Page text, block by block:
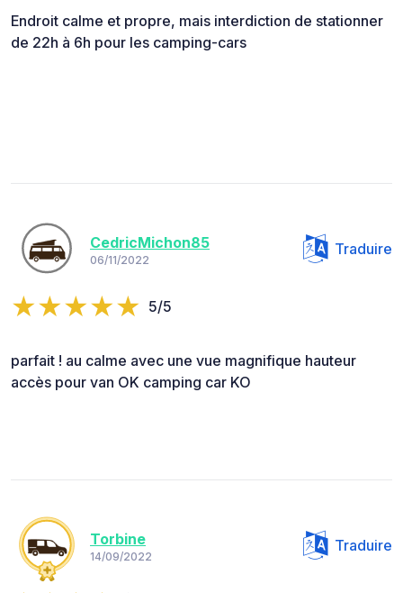
Endroit calme et propre, mais interdiction de stationner
de 22h à 6h pour les camping-cars
CedricMichon85
06/11/2022
Traduire
5/5
parfait ! au calme avec une vue magnifique hauteur
accès pour van OK camping car KO
Torbine
14/09/2022
Traduire